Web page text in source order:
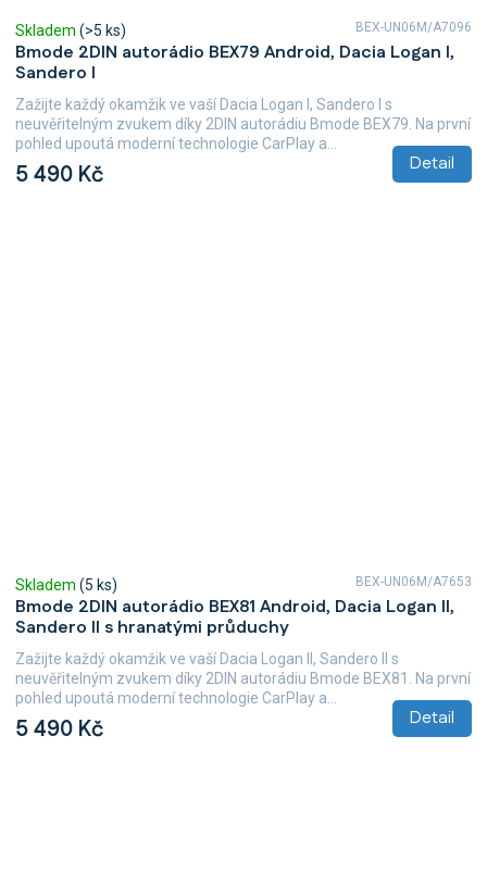
Bmode 2DIN autorádio BEX79 Android, Dacia Logan I,
Sandero I
Skladem (>5 ks)
5 490 Kč Detail
Zažijte každý okamžik ve vaší Dacia Logan I, Sandero I s
neuvěřitelným zvukem díky 2DIN autorádiu Bmode BEX79. Na první
pohled upoutá moderní technologie CarPlay a...
BEX-UN06M/A7096
Bmode 2DIN autorádio BEX81 Android, Dacia Logan II,
Sandero II s hranatými průduchy
Skladem (5 ks)
5 490 Kč Detail
Zažijte každý okamžik ve vaší Dacia Logan II, Sandero II s
neuvěřitelným zvukem díky 2DIN autorádiu Bmode BEX81. Na první
pohled upoutá moderní technologie CarPlay a...
BEX-UN06M/A7653